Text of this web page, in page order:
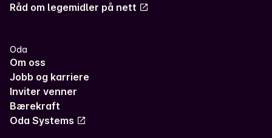
Råd om legemidler på nett
Oda
Om oss
Jobb og karriere
Inviter venner
Bærekraft
Oda Systems